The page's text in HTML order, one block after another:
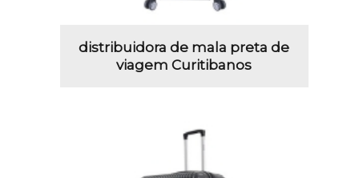
distribuidora de mala preta de
viagem Curitibanos